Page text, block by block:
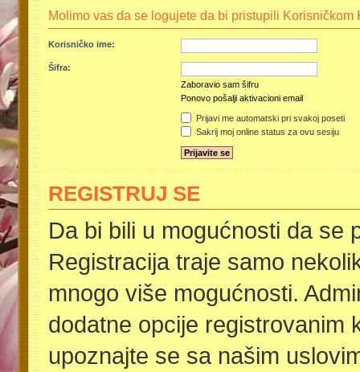
Molimo vas da se logujete da bi pristupili Korisničkom
Korisničko ime:
Šifra:
Zaboravio sam šifru
Ponovo pošalji aktivacioni email
Prijavi me automatski pri svakoj poseti
Sakrij moj online status za ovu sesiju
REGISTRUJ SE
Da bi bili u mogućnosti da se
Registracija traje samo
mnogo više mogućnosti.
dodatne opcije registrovanim
upoznajte se sa našim